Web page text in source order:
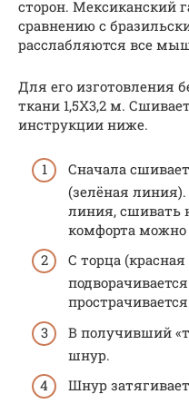
сторон. Мексиканский
сравнению с
расслабляются все
Для его изготовления
ткани 1,5Х3,2 м.
инструкции ниже.
Сначала
(зелёная
линия, сшивать
комфорта можно
С торца
В получивший
шнур.
Шнур